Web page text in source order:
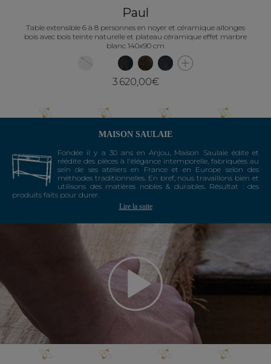
Paul
Table extensible 6 à 8 personnes en noyer et céramique allonges
bois avec bois teinte naturelle et plateau céramique effet marbre
blanc 140x90 cm
3 620,00€
MAISON SAULAIE
Fondée il y a 30 ans en Anjou, Maison Saulaie édite et
réédite des pièces à l'élégance intemporelle, fabriquées au
sein de ses ateliers en France et en Europe selon des
méthodes traditionnelles. En bref, nous travaillons bien et
utilisons des matières nobles & durables. Résultat : des
produits faits pour durer.
Lire la suite